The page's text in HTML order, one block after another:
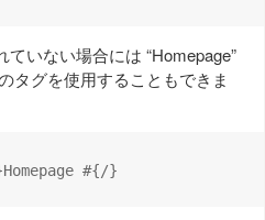
いない場合には “Homepage”
タグを使用することもできま
#{/}